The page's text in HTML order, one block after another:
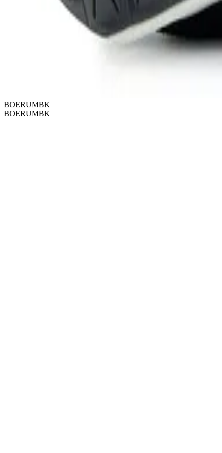
BOERUMBK
BOERUMBK